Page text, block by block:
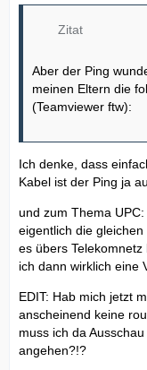
Zitat
Aber der Ping
meinen Eltern die
(Teamviewer ftw):
Ich denke, dass
Kabel ist der Ping ja
und zum Thema
eigentlich die
es übers
ich dann wirklich eine
EDIT: Hab mich jetzt
anscheinend keine
muss ich da
angehen?!?